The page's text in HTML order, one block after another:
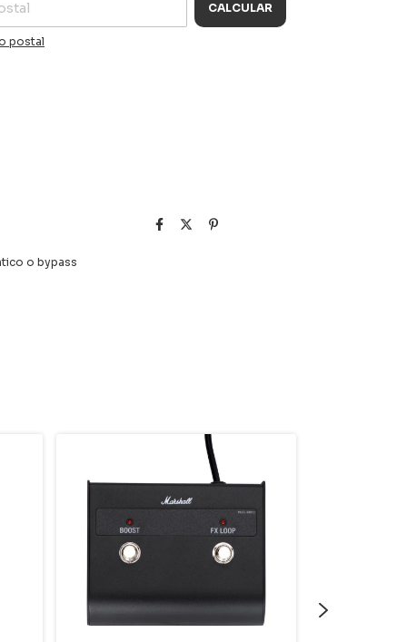
CALCULAR
postal
o bypass